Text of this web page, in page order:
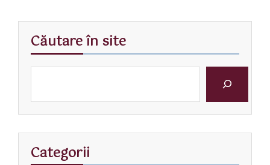
Căutare în site
Categorii